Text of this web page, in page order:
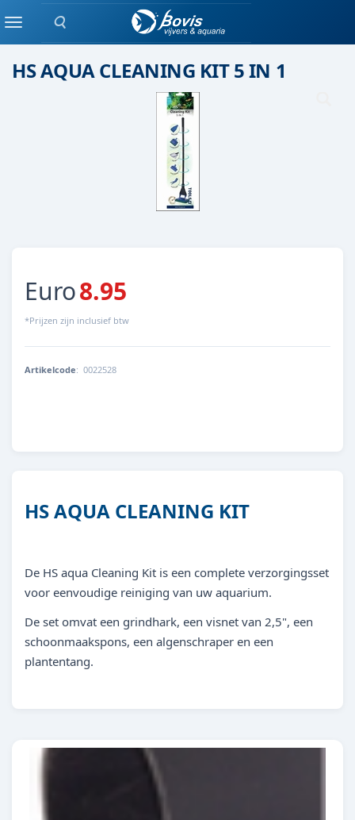
Zoeken
MenuGereedschap
HS AQUA CLEANING KIT 5 IN 1
Euro8.95
*Prijzen zijn inclusief btw
Artikelcode: 0022528
HS AQUA CLEANING KIT
De HS aqua Cleaning Kit is een complete verzorgingsset
voor eenvoudige reiniging van uw aquarium.
De set omvat een grindhark, een visnet van 2,5", een
schoonmaakspons, een algenschraper en een
plantentang.